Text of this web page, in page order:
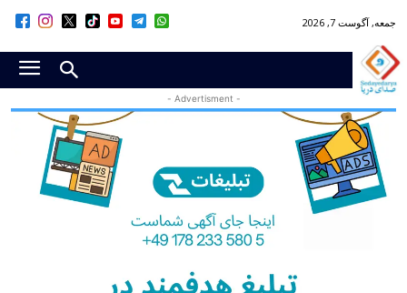
جمعه, آگوست 7, 2026
- Advertisment -